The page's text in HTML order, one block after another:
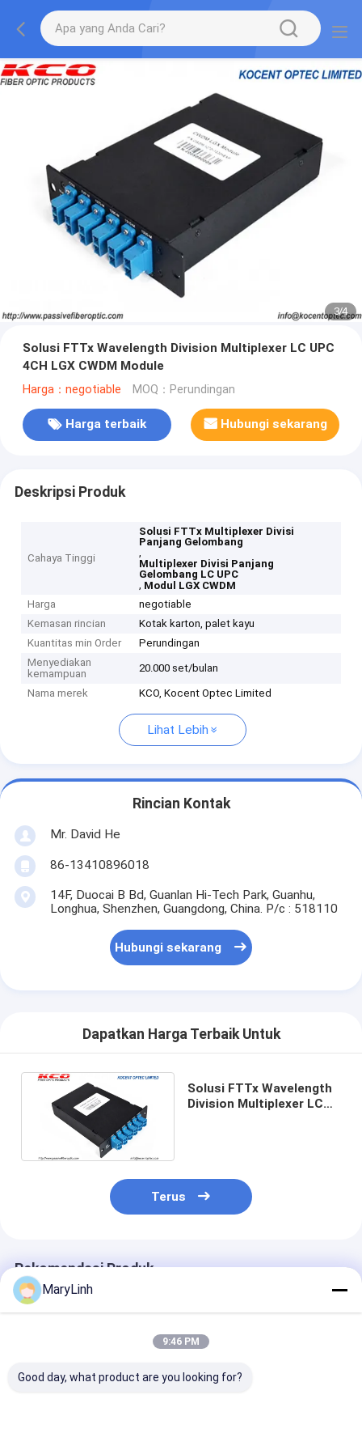
3/4
Solusi FTTx Wavelength Division Multiplexer LC UPC
4CH LGX CWDM Module
Harga：negotiable MOQ：Perundingan
Harga terbaik Hubungi sekarang
Deskripsi Produk
Cahaya Tinggi
Solusi FTTx Multiplexer Divisi
Panjang Gelombang
,
Multiplexer Divisi Panjang
Gelombang LC UPC
, Modul LGX CWDM
Harga
negotiable
Kemasan rincian
Kotak karton, palet kayu
Kuantitas min Order
Perundingan
Menyediakan
kemampuan
20.000 set/bulan
Nama merek KCO, Kocent Optec Limited
Lihat Lebih
Rincian Kontak
Mr. David He
86-13410896018
14F, Duocai B Bd, Guanlan Hi-Tech Park, Guanhu,
Longhua, Shenzhen, Guangdong, China. P/c : 518110
Hubungi sekarang
Dapatkan Harga Terbaik Untuk
Solusi FTTx Wavelength
Division Multiplexer LC
Terus
Rekomendasi Produk
MaryLinh
9:46 PM
Good day, what product are you looking for?